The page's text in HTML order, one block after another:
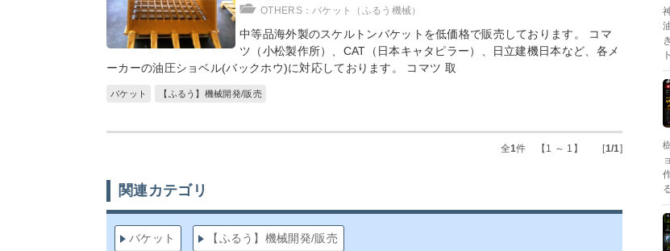
OTHERS：バケット（ふるう機械）
中等品海外製のスケルトンバケットを低価格で販売しております。 コマ
ツ（小松製作所）、CAT（日本キャタピラー）、日立建機日本など、各メ
ーカーの油圧ショベル(バックホウ)に対応しております。 コマツ 取
バケット 【ふるう】機械開発/販売
全1件 【1 ～ 1】 [1/1]
関連カテゴリ
バケット 【ふるう】機械開発/販売